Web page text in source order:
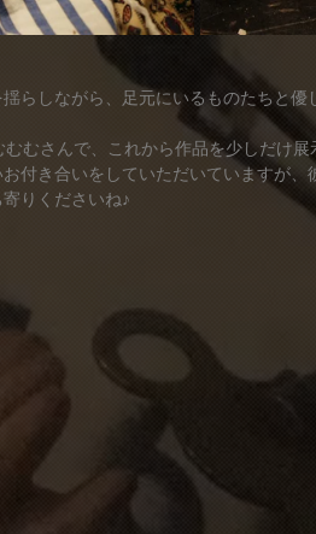
らしながら、足元にいるものたちと優
むさんで、これから作品を少しだけ
付き合いをしていただいていますが、
りくださいね♪